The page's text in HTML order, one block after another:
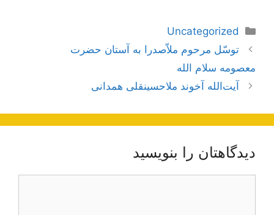
دسته‌ها
Uncategorized
ناوبریتوسّل مرحوم ملاّصدرا به آستان حضرت
معصومه سلام الله
آیت‌الله آخوند ملاحسینقلی همدانی
دیدگاهتان را بنویسید